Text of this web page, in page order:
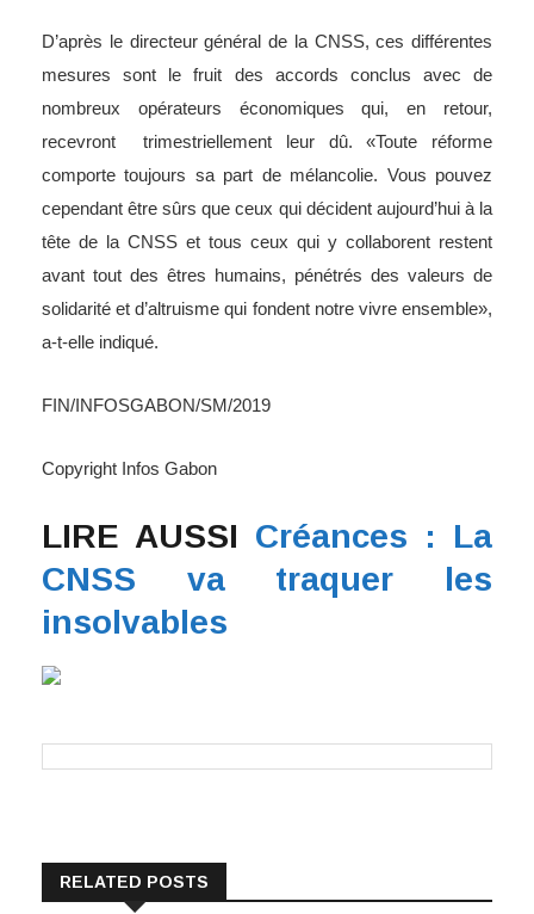
D’après le directeur général de la CNSS, ces différentes
mesures sont le fruit des accords conclus avec de
nombreux opérateurs économiques qui, en retour,
recevront trimestriellement leur dû. «Toute réforme
comporte toujours sa part de mélancolie. Vous pouvez
cependant être sûrs que ceux qui décident aujourd’hui à la
tête de la CNSS et tous ceux qui y collaborent restent
avant tout des êtres humains, pénétrés des valeurs de
solidarité et d’altruisme qui fondent notre vivre ensemble»,
a-t-elle indiqué.
FIN/INFOSGABON/SM/2019
Copyright Infos Gabon
LIRE AUSSI Créances : La
CNSS va traquer les
insolvables
RELATED POSTS